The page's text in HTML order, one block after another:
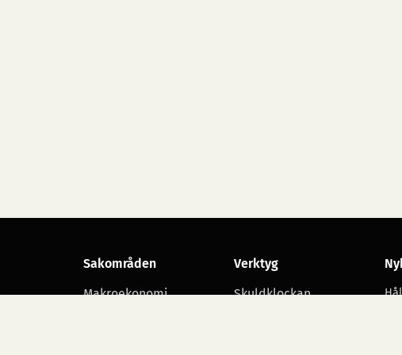
Sakområden
Makroekonomi
Verktyg
Skuldklockan